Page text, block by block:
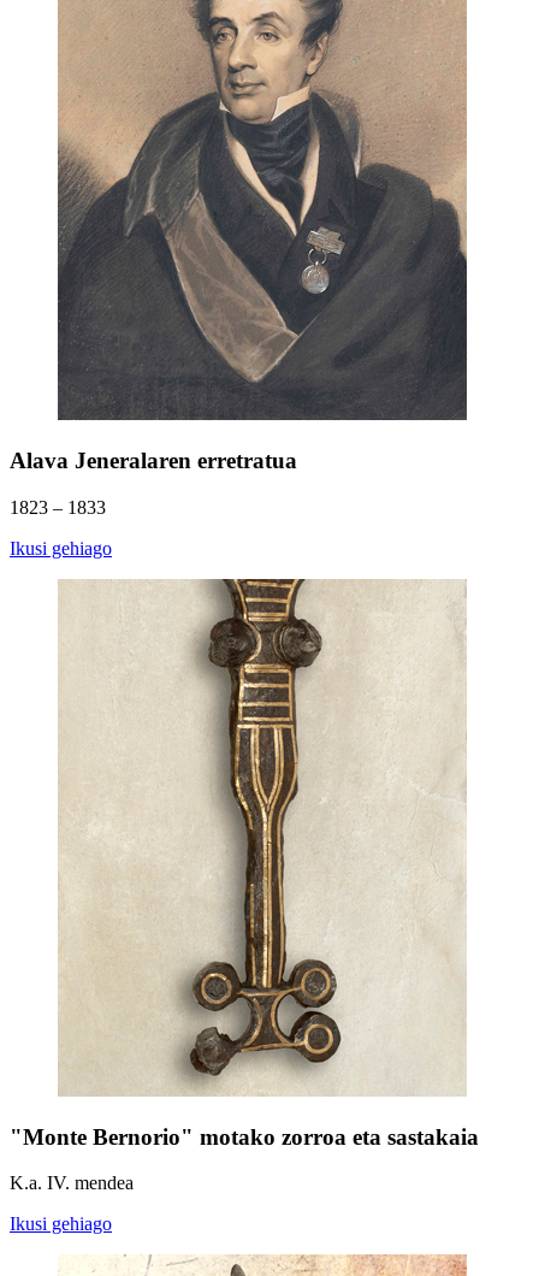
Alava Jeneralaren erretratua
1823 – 1833
Ikusi gehiago
"Monte Bernorio" motako zorroa eta sastakaia
K.a. IV. mendea
Ikusi gehiago